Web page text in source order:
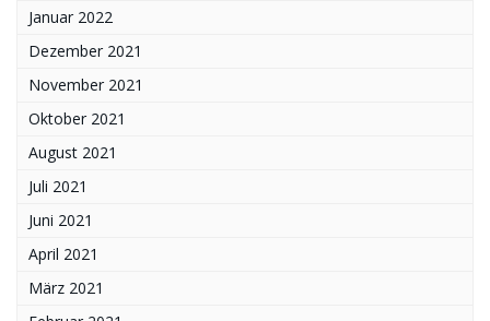
Januar 2022
Dezember 2021
November 2021
Oktober 2021
August 2021
Juli 2021
Juni 2021
April 2021
März 2021